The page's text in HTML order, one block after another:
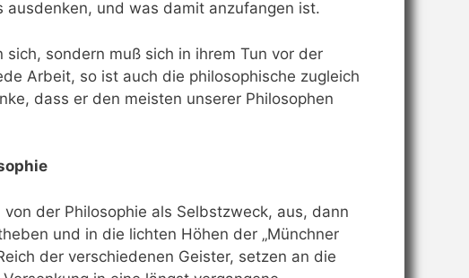
und was damit anzufangen ist.
sondern muß sich in ihrem Tun vor der
Arbeit, so ist auch die philosophische zugleich
dass er den meisten unserer Philosophen
der Philosophie als Selbstzweck, aus, dann
und in die lichten Höhen der „Münchner
der verschiedenen Geister, setzen an die